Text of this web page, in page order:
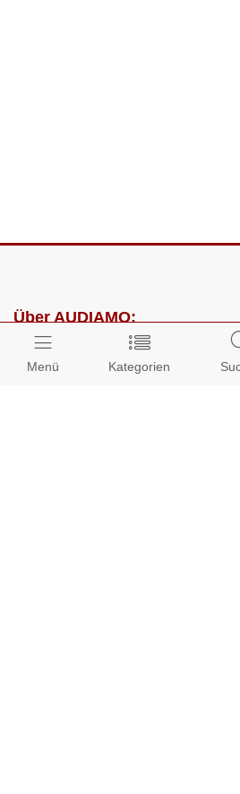
Menü Kategorien
Über AUDIAMO:
Impressum